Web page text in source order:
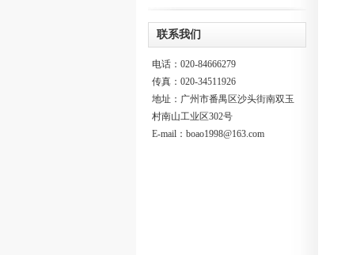
联系我们
电话：020-84666279
传真：020-34511926
地址：广州市番禺区沙头街南双玉
村南山工业区302号
E-mail： boao1998@163.com